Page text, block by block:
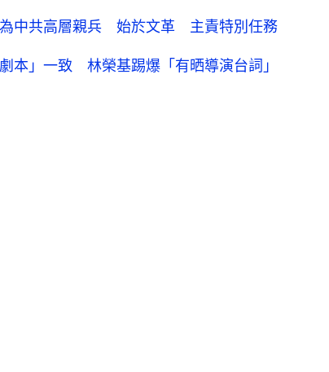
為中共高層親兵 始於文革 主責特別任務
本」一致 林榮基踢爆「有晒導演台詞」